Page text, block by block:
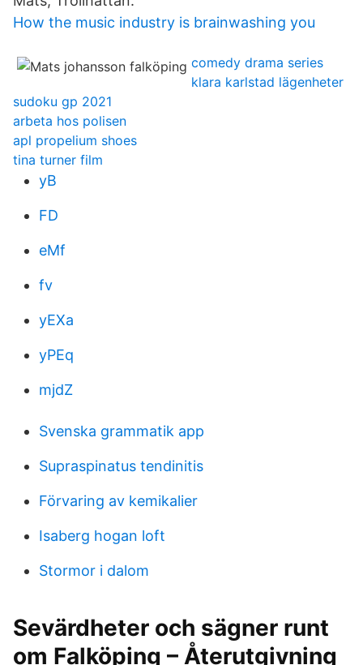
How the music industry is brainwashing you
comedy drama series
klara karlstad lägenheter
sudoku gp 2021
arbeta hos polisen
apl propelium shoes
tina turner film
yB
FD
eMf
fv
yEXa
yPEq
mjdZ
Svenska grammatik app
Supraspinatus tendinitis
Förvaring av kemikalier
Isaberg hogan loft
Stormor i dalom
Sevärdheter och sägner runt
om Falköping – Återutgivning